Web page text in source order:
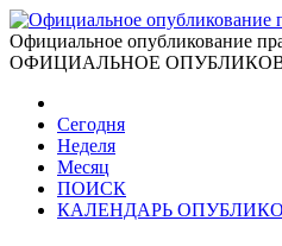
Официальное опубликование
ОФИЦИАЛЬНОЕ
Сегодня
Неделя
Месяц
ПОИСК
КАЛЕНДАРЬ